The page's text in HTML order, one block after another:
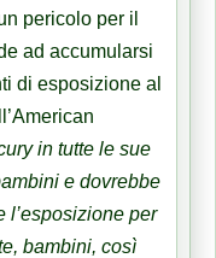
pericolo per il
ad accumularsi
di esposizione al
in tutte le sue
e dovrebbe
l’esposizione per
bambini, così